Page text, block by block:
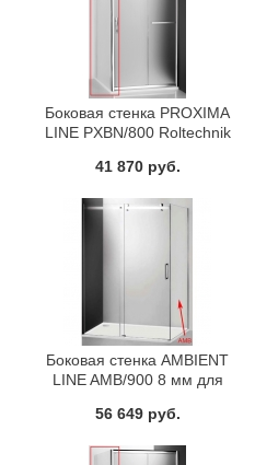
Боковая стенка PROXIMA
LINE PXBN/800 Roltechnik
41 870 руб.
Боковая стенка AMBIENT
LINE AMB/900 8 мм для
9000000-00-02
56 649 руб.